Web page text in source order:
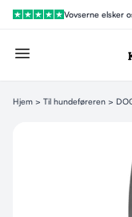
Vovserne elsker
Hjem > Til hundeføreren >